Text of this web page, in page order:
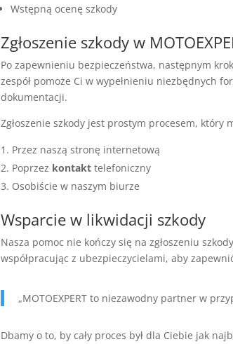
Wstępną ocenę szkody
Zgłoszenie szkody w
Po zapewnieniu bezpieczeństwa, następnym
zespół pomoże Ci w wypełnieniu niezbędnych
dokumentacji.
Zgłoszenie szkody jest prostym procesem, który
Przez naszą stronę internetową
Poprzez kontakttelefoniczny
Osobiście w naszym biurze
Wsparcie w likwidacji szkody
Nasza pomoc nie kończy się na zgłoszeniu
współpracując z ubezpieczycielami, aby
„MOTOEXPERT to niezawodny partner w
Dbamy o to, by cały proces był dla Ciebie jak